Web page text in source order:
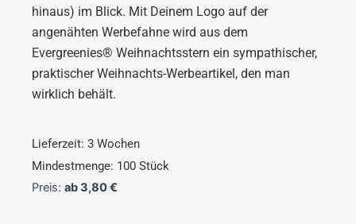
hinaus) im Blick. Mit Deinem Logo auf der
angenähten Werbefahne wird aus dem
Evergreenies® Weihnachtsstern ein sympathischer,
praktischer Weihnachts-Werbeartikel, den man
wirklich behält.
Lieferzeit: 3 Wochen
Mindestmenge: 100 Stück
Preis: ab3,80€